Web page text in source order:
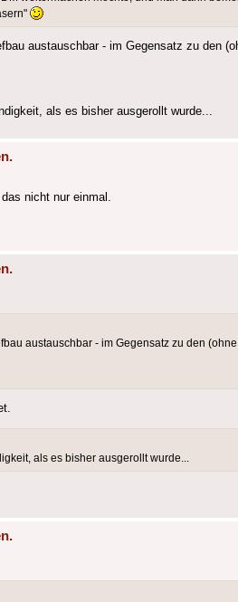
austauschbar - im Gegensatz zu den
als es bisher ausgerollt wurde...
nicht nur einmal.
austauschbar - im Gegensatz zu den
als es bisher ausgerollt wurde...